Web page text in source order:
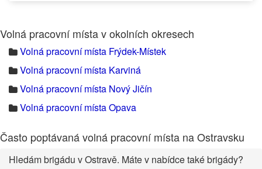
Volná pracovní místa v okolních okresech
Volná pracovní místa Frýdek-Místek
Volná pracovní místa Karviná
Volná pracovní místa Nový Jičín
Volná pracovní místa Opava
Často poptávaná volná pracovní místa na Ostravsku
Hledám brigádu v Ostravě. Máte v nabídce také brigády?